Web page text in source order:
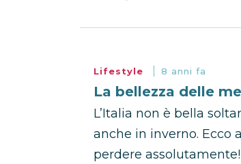
Lifestyle 8 anni fa
La bellezza delle
L’Italia non è bella
anche in inverno. Ecco
perdere assolutamente!